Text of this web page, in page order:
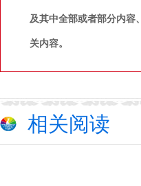
及其中全部或者部分内容
关内容。
相关阅读